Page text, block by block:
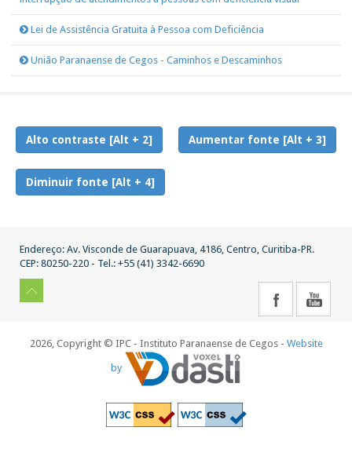
Lei de Assistência Gratuita à Pessoa com Deficiência
União Paranaense de Cegos - Caminhos e Descaminhos
Alto contraste [Alt + 2] Aumentar fonte [Alt + 3]
Diminuir fonte [Alt + 4]
Endereço: Av. Visconde de Guarapuava, 4186, Centro, Curitiba-PR.
CEP: 80250-220 - Tel.: +55 (41) 3342-6690
2026, Copyright © IPC - Instituto Paranaense de Cegos - Website
by